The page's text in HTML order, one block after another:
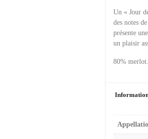
Un « Jour
des notes
présente
un plaisir
80%